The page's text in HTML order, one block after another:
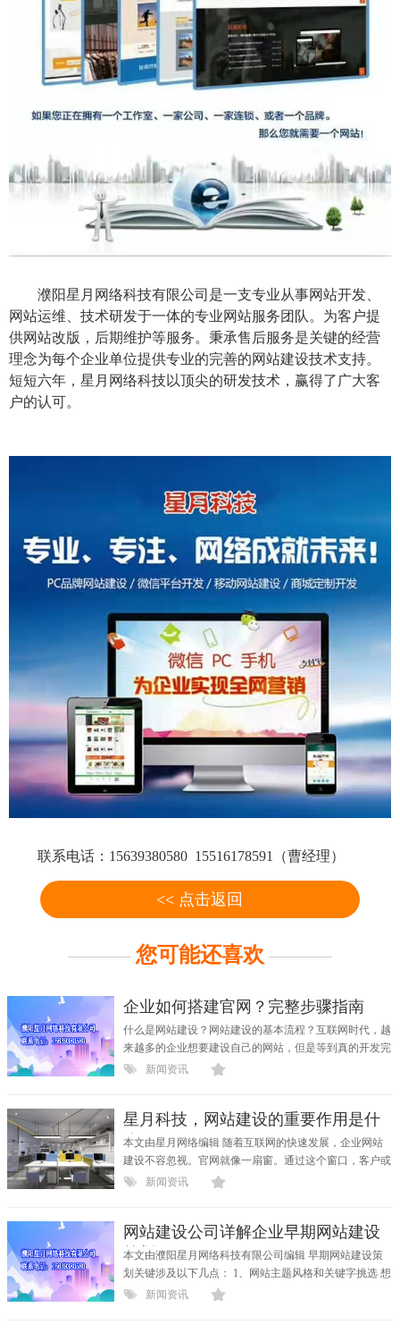
濮阳星月网络科技有限公司是一支专业从事网站开发、
网站运维、技术研发于一体的专业网站服务团队。为客户提
供网站改版，后期维护等服务。秉承售后服务是关键的经营
理念为每个企业单位提供专业的完善的网站建设技术支持。
短短六年，星月网络科技以顶尖的研发技术，赢得了广大客
户的认可。
联系电话：15639380580 15516178591（曹经理）
<< 点击返回
您可能还喜欢
企业如何搭建官网？完整步骤指南
什么是网站建设？网站建设的基本流程？互联网时代，越
来越多的企业想要建设自己的网站，但是等到真的开发完
网...
新闻资讯
星月科技，网站建设的重要作用是什
么？
本文由星月网络编辑 随着互联网的快速发展，企业网站
建设不容忽视。官网就像一扇窗。通过这个窗口，客户或
消费...新闻资讯
网站建设公司详解企业早期网站建设
策划
本文由濮阳星月网络科技有限公司编辑 早期网站建设策
划关键涉及以下几点： 1、网站主题风格和关键字挑选 想
要做...新闻资讯